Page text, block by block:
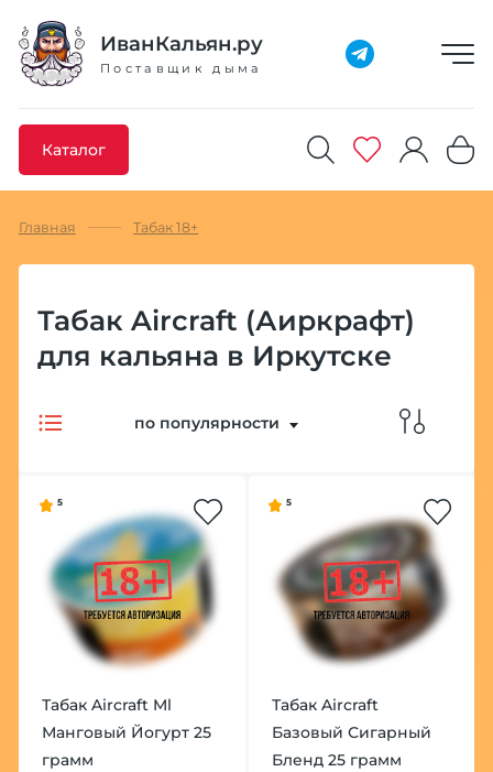
ИванКальян.ру
Поставщик дыма
Каталог
Добавлено максимальное кол-во товара
Главная Табак 18+
Табак Aircraft (Аиркрафт)
для кальяна в Иркутске
по популярности
5
Табак Aircraft Ml
Манговый Йогурт 25
грамм
5
Табак Aircraft
Базовый Сигарный
Бленд 25 грамм